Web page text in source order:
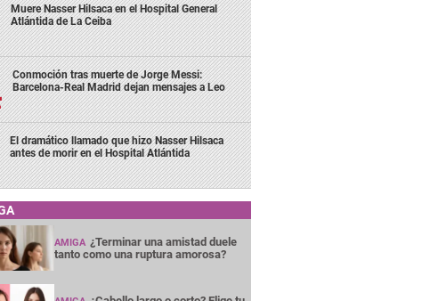
Muere Nasser Hilsaca en el Hospital General
Atlántida de La Ceiba
Conmoción tras muerte de Jorge Messi:
Barcelona-Real Madrid dejan mensajes a Leo
El dramático llamado que hizo Nasser Hilsaca
antes de morir en el Hospital Atlántida
AMIGA ¿Terminar una amistad duele
tanto como una ruptura amorosa?